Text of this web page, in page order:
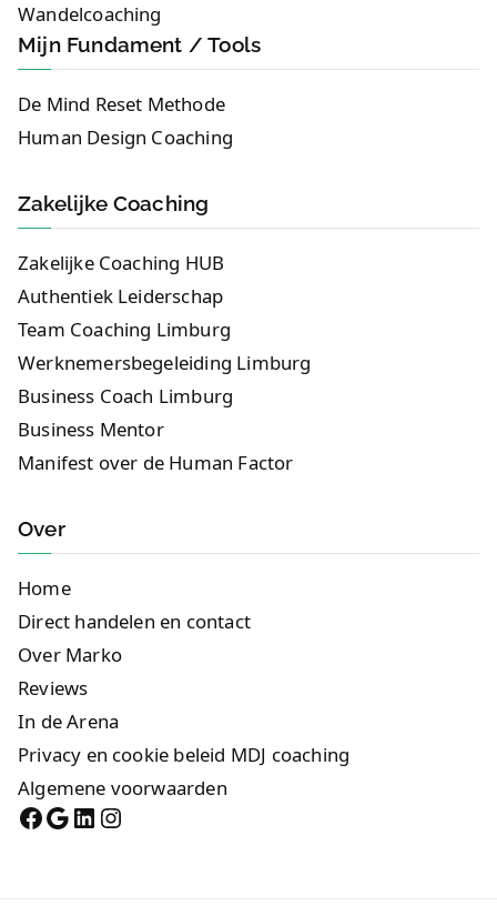
Wandelcoaching
Mijn Fundament / Tools
De Mind Reset Methode
Human Design Coaching
Zakelijke Coaching
Zakelijke Coaching HUB
Authentiek Leiderschap
Team Coaching Limburg
Werknemersbegeleiding Limburg
Business Coach Limburg
Business Mentor
Manifest over de Human Factor
Over
Home
Direct handelen en contact
Over Marko
Reviews
In de Arena
Privacy en cookie beleid MDJ coaching
Algemene voorwaarden
Facebook
Google
LinkedIn
Instagram